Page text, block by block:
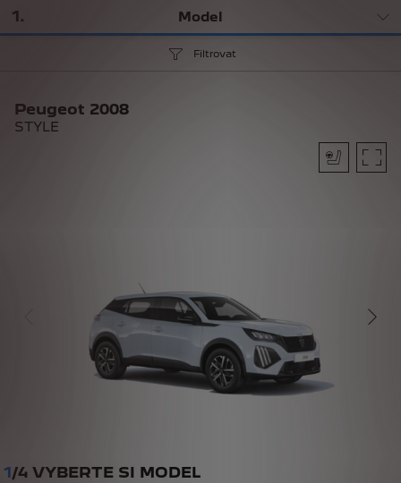
1. Model
Filtrovat
Peugeot 2008
STYLE
1/4 VYBERTE SI MODEL